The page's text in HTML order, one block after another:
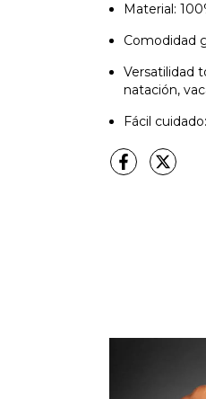
Material:
Comodidad
Versatilidad
natación,
Fácil